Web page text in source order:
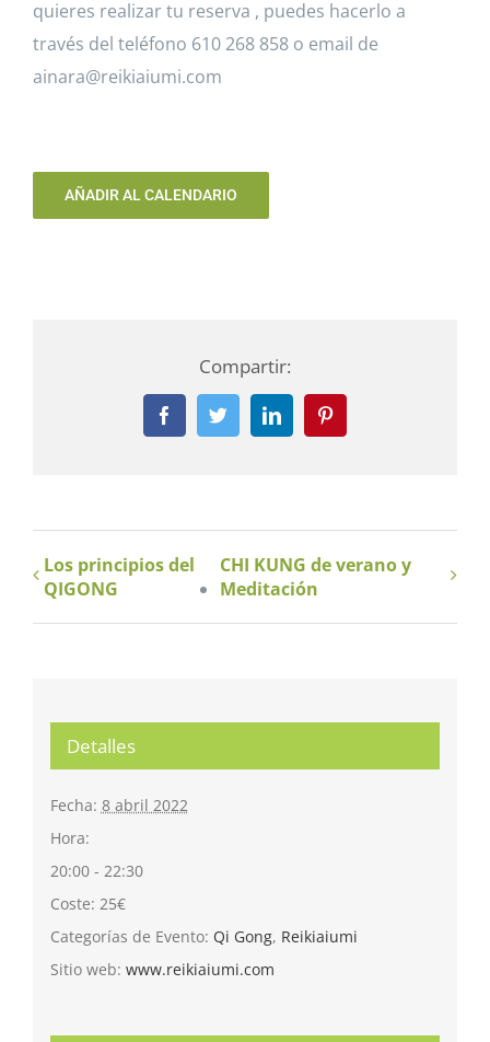
quieres realizar tu reserva , puedes hacerlo a
través del teléfono 610 268 858 o email de
ainara@reikiaiumi.com
AÑADIR AL CALENDARIO
Compartir:
FacebookTwitterLinkedInPinterest
Los principios del
QIGONG
CHI KUNG de verano y
Meditación
Detalles
Fecha: 8 abril 2022
Hora:
20:00 - 22:30
Coste: 25€
Categorías de Evento: Qi Gong, Reikiaiumi
Sitio web: www.reikiaiumi.com